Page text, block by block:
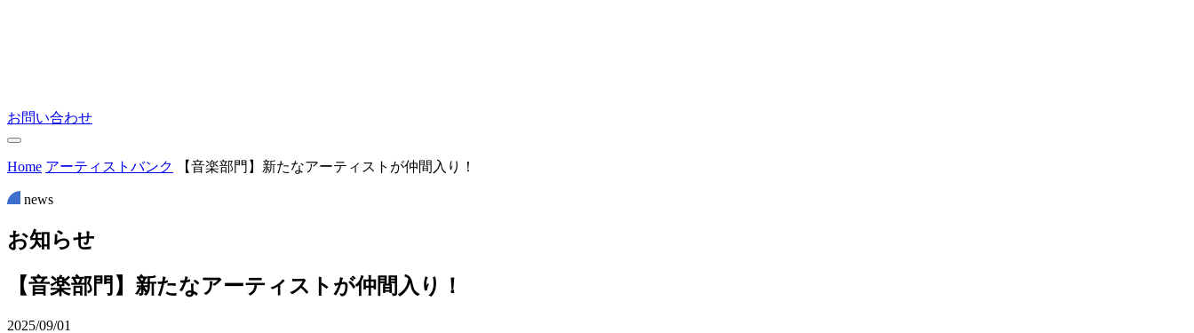
お問い合わせ
Home アーティストバンク 【音楽部門】新たなアーティストが仲間入り！
news
お知らせ
【音楽部門】新たなアーティストが仲間入り！
2025/09/01